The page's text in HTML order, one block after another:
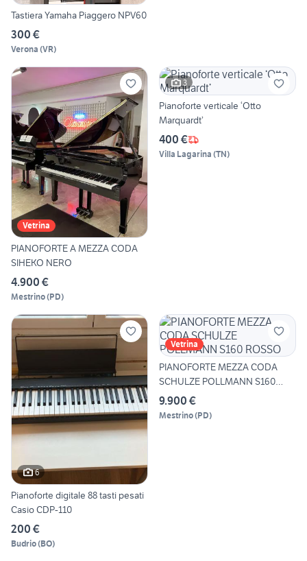
Tastiera Yamaha Piaggero NPV60
300 €
Verona (VR)
Vetrina
PIANOFORTE A MEZZA CODA
SIHEKO NERO
4.900 €
Mestrino(PD)
3
Pianoforte verticale ‘Otto
Marquardt’
400 €
Villa Lagarina (TN)
6
Pianoforte digitale 88 tasti pesati
Casio CDP-110
200 €
Budrio(BO)
Vetrina
PIANOFORTE MEZZA CODA
SCHULZE POLLMANN S160
ROSSO
9.900 €
Mestrino(PD)